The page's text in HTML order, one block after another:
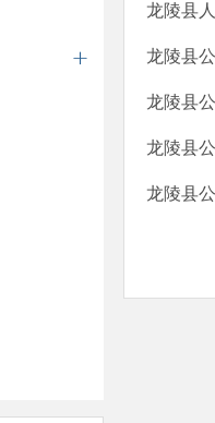
龙陵县
龙陵县
龙陵县
龙陵县
龙陵县